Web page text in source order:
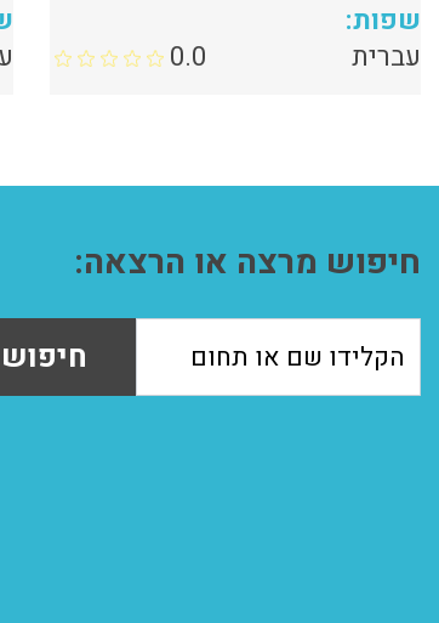
שפות:
עברית
0.0
חיפוש מרצה או הרצאה:
חיפוש